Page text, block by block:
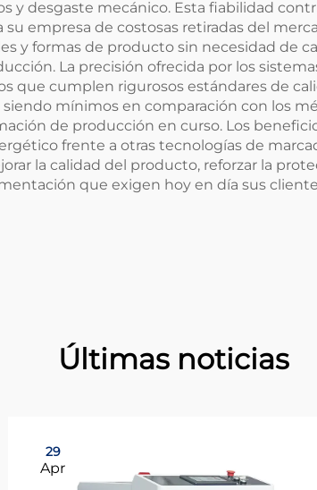
y desgaste mecánico. Esta fiabilidad
empresa de costosas retiradas del
y formas de producto sin necesidad de
La precisión ofrecida por los
que cumplen rigurosos estándares de
mínimos en comparación con los
de producción en curso. Los
frente a otras tecnologías de
la calidad del producto, reforzar la
que exigen hoy en día sus
Últimas noticias
29
Apr